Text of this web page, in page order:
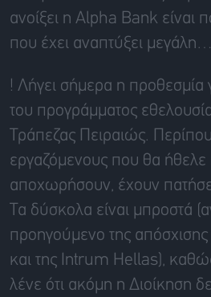
ανοίξει η Alpha Bank είναι
που έχει αναπτύξει μεγάλη…
! Λήγει σήμερα η προθεσμία
του προγράμματος
Τράπεζας Πειραιώς.
εργαζόμενους που θα ήθελε
αποχωρήσουν, έχουν
Τα δύσκολα είναι μπροστά
προηγούμενο της
και της Intrum Hellas),
λένε ότι ακόμη η Διοίκηση